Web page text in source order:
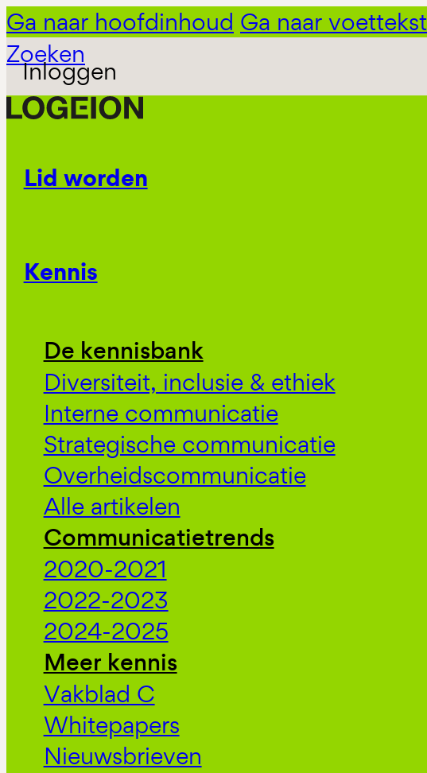
Ga naar hoofdinhoud Ga naar voettekst
Zoeken
Inloggen
Lid worden
Kennis
De kennisbank
Diversiteit, inclusie & ethiek
Interne communicatie
Strategische communicatie
Overheidscommunicatie
Alle artikelen
Communicatietrends
2020-2021
2022-2023
2024-2025
Meer kennis
Vakblad C
Whitepapers
Nieuwsbrieven